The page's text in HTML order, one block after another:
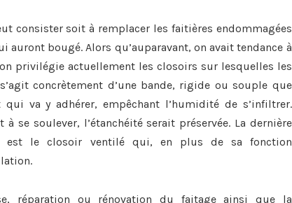
consister soit à remplacer les faitières endommagées
auront bougé. Alors qu’auparavant, on avait tendance à
privilégie actuellement les closoirs sur lesquelles les
concrètement d’une bande, rigide ou souple que
qui va y adhérer, empêchant l’humidité de s’infiltrer.
se soulever, l’étanchéité serait préservée. La dernière
est le closoir ventilé qui, en plus de sa fonction
réparation ou rénovation du faitageainsi que la